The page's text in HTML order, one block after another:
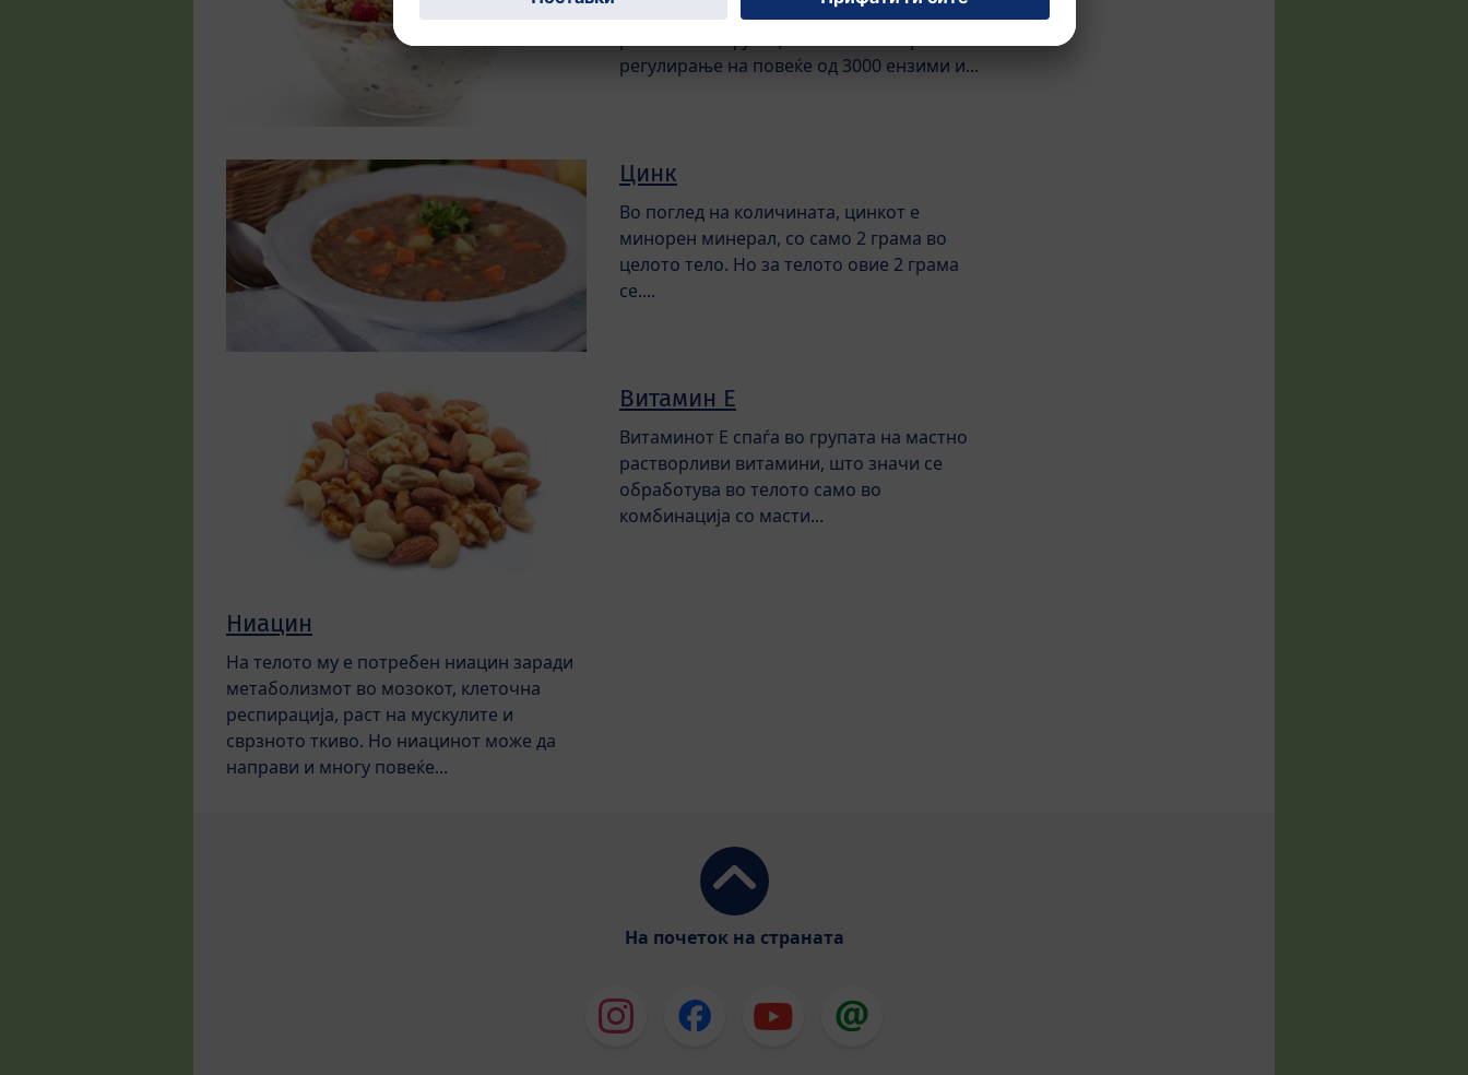
Овој минерал игра важна улога во
регулирање на повеќе од 3000 ензими и...
Цинк
Во поглед на количината, цинкот е
минорен минерал, со само 2 грама во
целото тело. Но за телото овие 2 грама
се....
Витамин Е
Витаминот Е спаѓа во групата на мастно
растворливи витамини, што значи се
обработува во телото само во
комбинација со масти...
Ниацин
На телото му е потребен ниацин заради
метаболизмот во мозокот, клеточна
респирација, раст на мускулите и
сврзното ткиво. Но ниацинот може да
направи и многу повеќе...
На почеток на страната